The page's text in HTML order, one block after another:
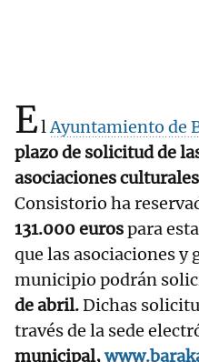
ElAyuntamiento de
plazo de solicitud de
asociaciones
Consistorio ha
131.000 eurospara
que las asociaciones y
municipio podrán
de abril.Dichas
través de la sede
municipal,